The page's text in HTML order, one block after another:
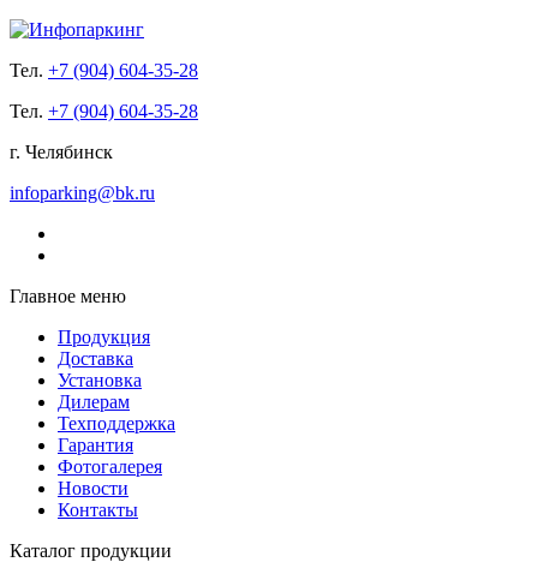
Тел. +7 (904) 604-35-28
Тел. +7 (904) 604-35-28
г. Челябинск
infoparking@bk.ru
Главное меню
Продукция
Доставка
Установка
Дилерам
Техподдержка
Гарантия
Фотогалерея
Новости
Контакты
Каталог продукции